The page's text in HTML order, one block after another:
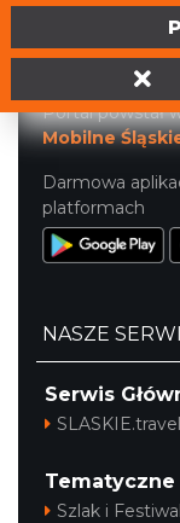
tel. (32) 207 207
Portal powstał
Mobilne
Darmowa
platformach
NASZE
Serwis
SLASKIE.travel
Tematyczne
Szlak i